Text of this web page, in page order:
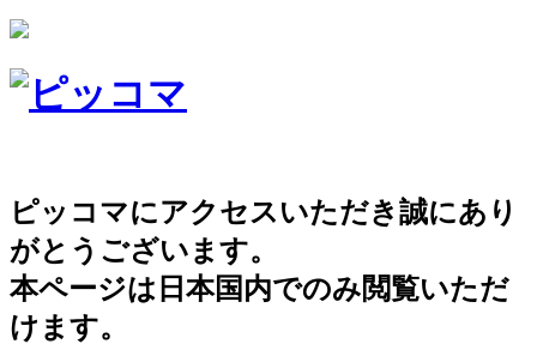
ピッコマにアクセスいただき誠にあり
がとうございます。
本ページは日本国内でのみ閲覧いただ
けます。